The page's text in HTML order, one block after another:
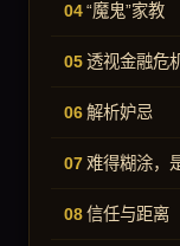
“魔鬼”家教
透视金融危
解析妒忌
难得糊涂，
信任与距离